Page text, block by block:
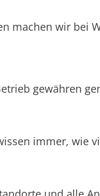
machen wir bei
gewähren
immer, wie